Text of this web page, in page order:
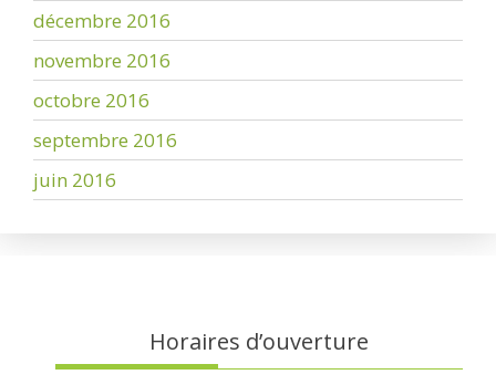
décembre 2016
novembre 2016
octobre 2016
septembre 2016
juin 2016
Horaires d’ouverture